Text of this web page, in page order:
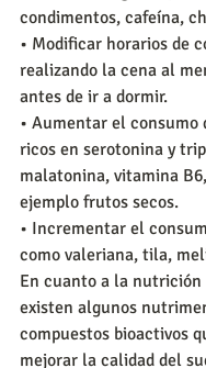
condimentos, cafeína,
• Modificar horarios de
realizando la cena al
antes de ir a dormir.
• Aumentar el consumo
ricos en serotonina y
malatonina, vitamina
ejemplo frutos secos.
• Incrementar el
como valeriana, tila,
En cuanto a la
existen algunos
compuestos bioactivos
mejorar la calidad del